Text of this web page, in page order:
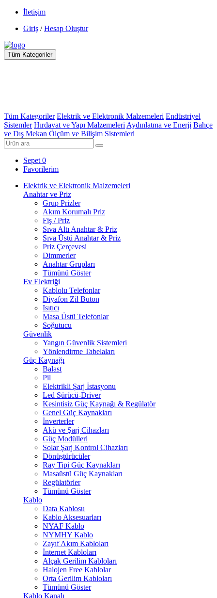
İletişim
Giriş / Hesap Oluştur
Tüm Kategoriler
Tüm Kategoriler Elektrik ve Elektronik Malzemeleri Endüstriyel
Sistemler Hırdavat ve Yapı Malzemeleri Aydınlatma ve Enerji Bahçe
ve Dış Mekan Ölçüm ve Bilişim Sistemleri
Sepet 0
Favorilerim
Elektrik ve Elektronik Malzemeleri
Anahtar ve Priz
Grup Prizler
Akım Korumalı Priz
Fiş / Priz
Sıva Altı Anahtar & Priz
Sıva Üstü Anahtar & Priz
Priz Çerçevesi
Dimmerler
Anahtar Grupları
Tümünü Göster
Ev Elektriği
Kablolu Telefonlar
Diyafon Zil Buton
Isıtıcı
Masa Üstü Telefonlar
Soğutucu
Güvenlik
Yangın Güvenlik Sistemleri
Yönlendirme Tabelaları
Güç Kaynağı
Balast
Pil
Elektrikli Şarj İstasyonu
Led Sürücü-Driver
Kesintisiz Güç Kaynağı & Regülatör
Genel Güç Kaynakları
İnverterler
Akü ve Şarj Cihazları
Güç Modülleri
Solar Şarj Kontrol Cihazları
Dönüştürücüler
Ray Tipi Güç Kaynakları
Masaüstü Güç Kaynakları
Regülatörler
Tümünü Göster
Kablo
Data Kablosu
Kablo Aksesuarları
NYAF Kablo
NYMHY Kablo
Zayıf Akım Kabloları
İnternet Kabloları
Alçak Gerilim Kabloları
Halojen Free Kablolar
Orta Gerilim Kabloları
Tümünü Göster
Kablo Kanalı